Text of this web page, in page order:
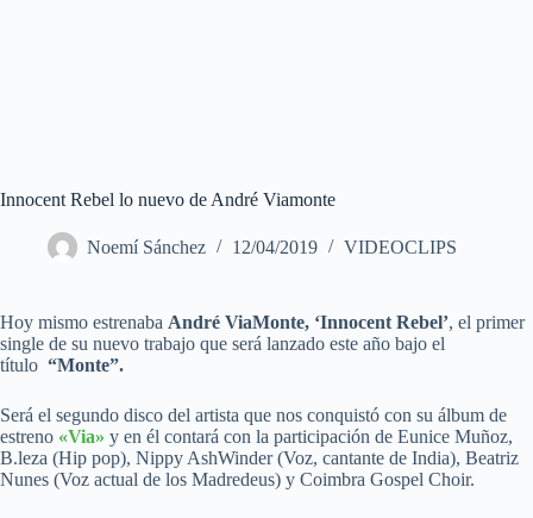
Innocent Rebel lo nuevo de André Viamonte
Noemí Sánchez 12/04/2019 VIDEOCLIPS
Hoy mismo estrenaba André ViaMonte, ‘Innocent Rebel’, el primer
single de su nuevo trabajo que será lanzado este año bajo el
título “Monte”.
Será el segundo disco del artista que nos conquistó con su álbum de
estreno «Via» y en él contará con la participación de Eunice Muñoz,
B.leza (Hip pop), Nippy AshWinder (Voz, cantante de India), Beatriz
Nunes (Voz actual de los Madredeus) y Coimbra Gospel Choir.